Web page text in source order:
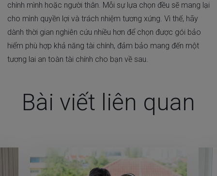
chính mình hoặc người thân. Mỗi sự lựa chọn đều sẽ mang lại
cho mình quyền lợi và trách nhiệm tương xứng. Vì thế, hãy
dành thời gian nghiên cứu nhiều hơn để chọn được gói bảo
hiểm phù hợp khả năng tài chính, đảm bảo mang đến một
tương lai an toàn tài chính cho bạn về sau.
Bài viết liên quan